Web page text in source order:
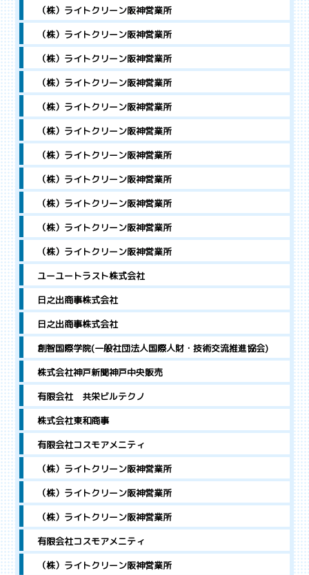
（株）ライトクリーン阪神営業所
（株）ライトクリーン阪神営業所
（株）ライトクリーン阪神営業所
（株）ライトクリーン阪神営業所
（株）ライトクリーン阪神営業所
（株）ライトクリーン阪神営業所
（株）ライトクリーン阪神営業所
（株）ライトクリーン阪神営業所
（株）ライトクリーン阪神営業所
（株）ライトクリーン阪神営業所
（株）ライトクリーン阪神営業所
ユーユートラスト株式会社
日之出商事株式会社
日之出商事株式会社
創智国際学院(一般社団法人国際人財・技術交流推進協会)
株式会社神戸新聞神戸中央販売
有限会社 共栄ビルテクノ
株式会社東和商事
有限会社コスモアメニティ
（株）ライトクリーン阪神営業所
（株）ライトクリーン阪神営業所
（株）ライトクリーン阪神営業所
有限会社コスモアメニティ
（株）ライトクリーン阪神営業所